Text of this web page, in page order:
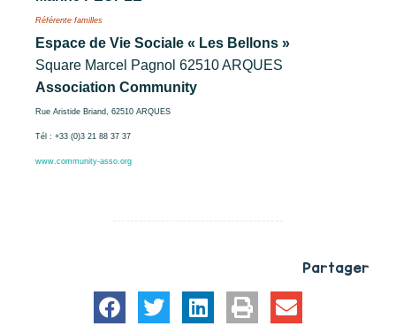
Référente familles
Espace de Vie Sociale « Les Bellons »
Square Marcel Pagnol 62510 ARQUES
Association Community
Rue Aristide Briand, 62510 ARQUES
Tél : +33 (0)3 21 88 37 37
www.community-asso.org
Partager